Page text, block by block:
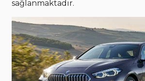
sağlanmaktadır.